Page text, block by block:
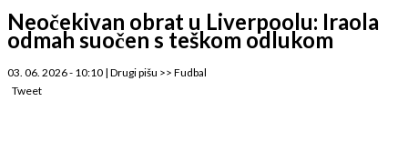
Neočekivan obrat u Liverpoolu: Iraola
odmah suočen s teškom odlukom
03. 06. 2026 - 10:10 | Drugi pišu >> Fudbal
Tweet